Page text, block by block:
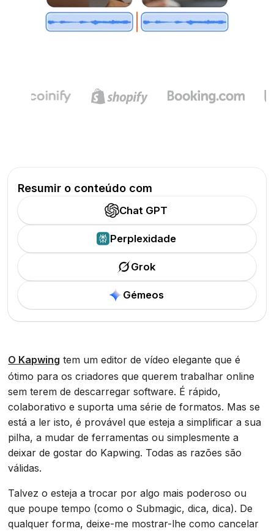
Resumir o conteúdo com
Chat GPT
Perplexidade
Grok
Gémeos
O Kapwing tem um editor de vídeo elegante que é
ótimo para os criadores que querem trabalhar online
sem terem de descarregar software. É rápido,
colaborativo e suporta uma série de formatos. Mas se
está a ler isto, é provável que esteja a simplificar a sua
pilha, a mudar de ferramentas ou simplesmente a
deixar de gostar do Kapwing. Todas as razões são
válidas.
Talvez o esteja a trocar por algo mais poderoso ou
que poupe tempo (como o Submagic, dica, dica). De
qualquer forma, deixe-me mostrar-lhe como cancelar